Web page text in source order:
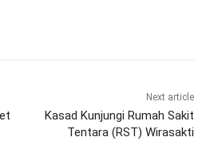
Next article
Kasad Kunjungi Rumah Sakit
Tentara (RST) Wirasakti